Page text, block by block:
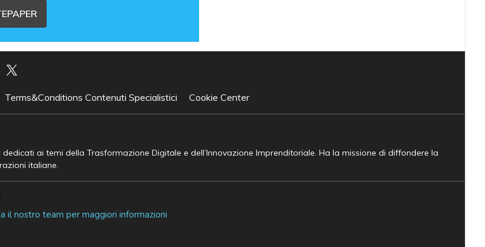
Terms&Conditions Contenuti Specialistici Cookie Center
ai temi della Trasformazione Digitale e dell’Innovazione Imprenditoriale. Ha la missione di diffondere la
italiane.
il nostro team per maggiori informazioni